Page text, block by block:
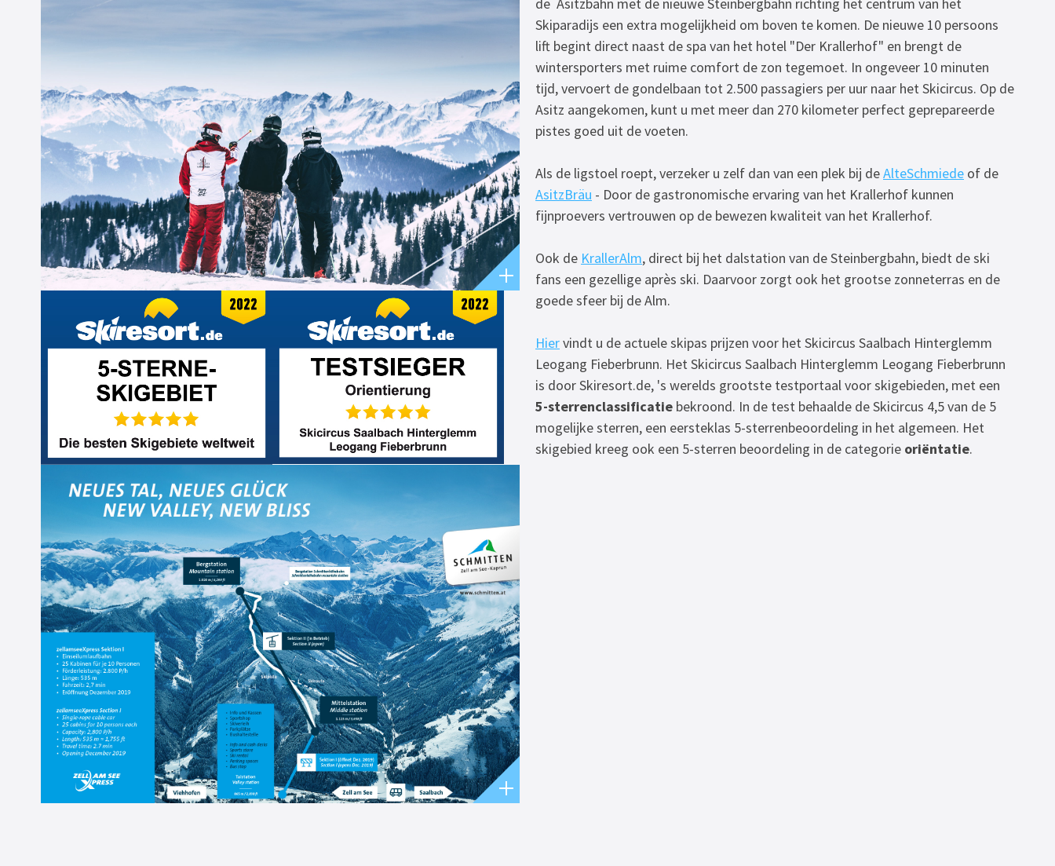
Skiparadijs een extra mogelijkheid om boven te komen. De nieuwe 10 persoons
lift begint direct naast de spa van het hotel "Der Krallerhof" en brengt de
wintersporters met ruime comfort de zon tegemoet. In ongeveer 10 minuten
tijd, vervoert de gondelbaan tot 2.500 passagiers per uur naar het Skicircus. Op de
Asitz aangekomen, kunt u met meer dan 270 kilometer perfect geprepareerde
pistes goed uit de voeten.
Als de ligstoel roept, verzeker u zelf dan van een plek bij deAlteSchmiede of de
AsitzBräu - Door de gastronomische ervaring van het Krallerhof kunnen
fijnproevers vertrouwen op de bewezen kwaliteit van het Krallerhof.
Ook de KrallerAlm, direct bij het dalstation van de Steinbergbahn, biedt de ski
fans een gezellige après ski. Daarvoor zorgt ook het grootse zonneterras en de
goede sfeer bij de Alm.
Hiervindt u de actuele skipas prijzen voor het Skicircus Saalbach Hinterglemm
Leogang Fieberbrunn. Het Skicircus Saalbach Hinterglemm Leogang Fieberbrunn
is door Skiresort.de, 's werelds grootste testportaal voor skigebieden, met een
5-sterrenclassificatie bekroond. In de test behaalde de Skicircus 4,5 van de 5
mogelijke sterren, een eersteklas 5-sterrenbeoordeling in het algemeen. Het
skigebied kreeg ook een 5-sterren beoordeling in de categorie oriëntatie.